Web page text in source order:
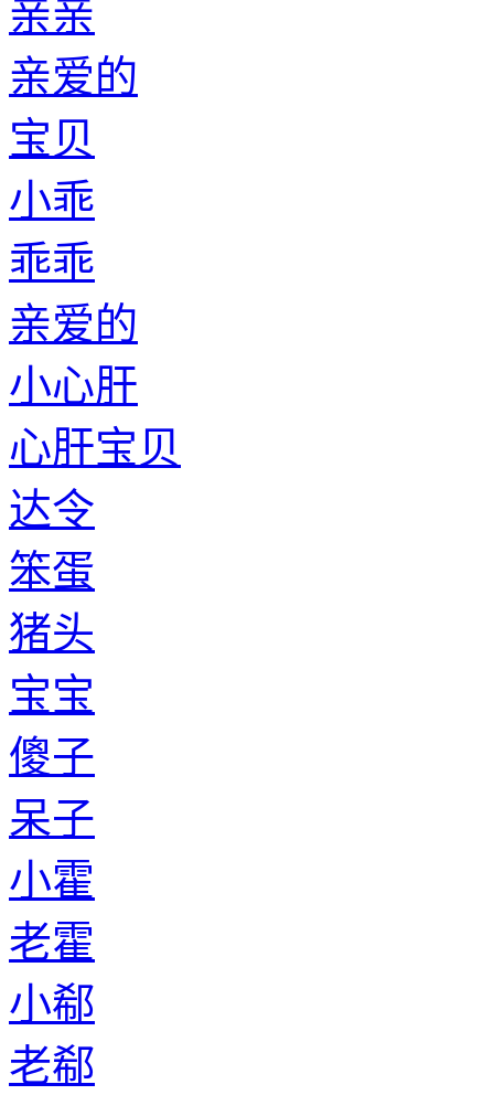
亲亲
亲爱的
宝贝
小乖
乖乖
亲爱的
小心肝
心肝宝贝
达令
笨蛋
猪头
宝宝
傻子
呆子
小霍
老霍
小郗
老郗